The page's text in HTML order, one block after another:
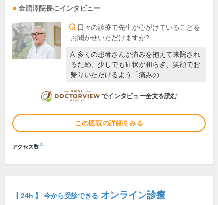
金潤澤院長にインタビュー
日々の診療で先生が心がけていることを
お聞かせいただけますか?
多くの患者さんが痛みを抱えて来院され
るため、少しでも症状が和らぎ、笑顔でお
帰りいただけるよう「痛みの…
DOCTORVIEW
でインタビュー全文を読む
この医院の詳細をみる
アクセス数※
【 24h 】 今から受診できる オンライン診療